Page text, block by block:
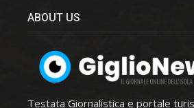
ABOUT US
Testata Giornalistica e portale